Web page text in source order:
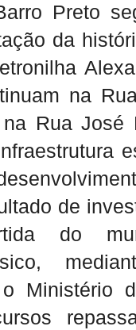
Preto
da
na
Rua José
de
do
Ministério